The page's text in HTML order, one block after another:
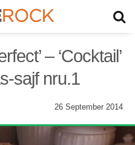
– ‘Cocktail’
sajf nru.1
26 September 2014